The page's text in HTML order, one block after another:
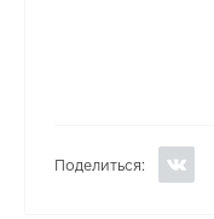
Поделиться: